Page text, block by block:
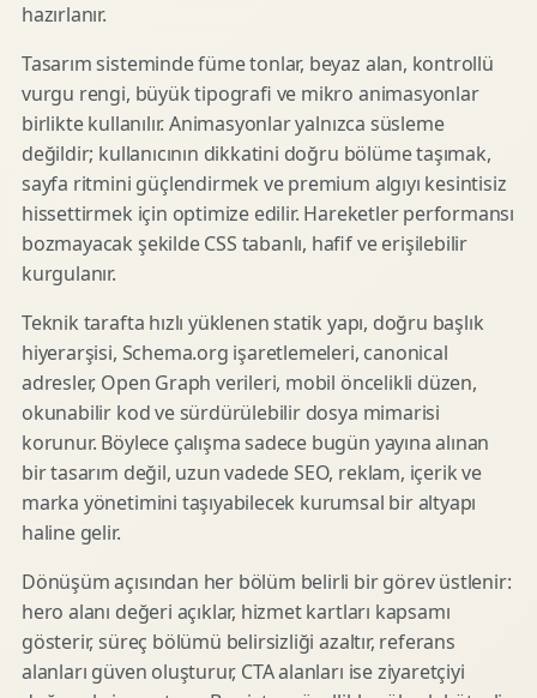
hazırlanır.
Tasarım sisteminde füme tonlar, beyaz alan, kontrollü
vurgu rengi, büyük tipografi ve mikro animasyonlar
birlikte kullanılır. Animasyonlar yalnızca süsleme
değildir; kullanıcının dikkatini doğru bölüme taşımak,
sayfa ritmini güçlendirmek ve premium algıyı kesintisiz
hissettirmek için optimize edilir. Hareketler performansı
bozmayacak şekilde CSS tabanlı, hafif ve erişilebilir
kurgulanır.
Teknik tarafta hızlı yüklenen statik yapı, doğru başlık
hiyerarşisi, Schema.org işaretlemeleri, canonical
adresler, Open Graph verileri, mobil öncelikli düzen,
okunabilir kod ve sürdürülebilir dosya mimarisi
korunur. Böylece çalışma sadece bugün yayına alınan
bir tasarım değil, uzun vadede SEO, reklam, içerik ve
marka yönetimini taşıyabilecek kurumsal bir altyapı
haline gelir.
Dönüşüm açısından her bölüm belirli bir görev üstlenir:
hero alanı değeri açıklar, hizmet kartları kapsamı
gösterir, süreç bölümü belirsizliği azaltır, referans
alanları güven oluşturur, CTA alanları ise ziyaretçiyi